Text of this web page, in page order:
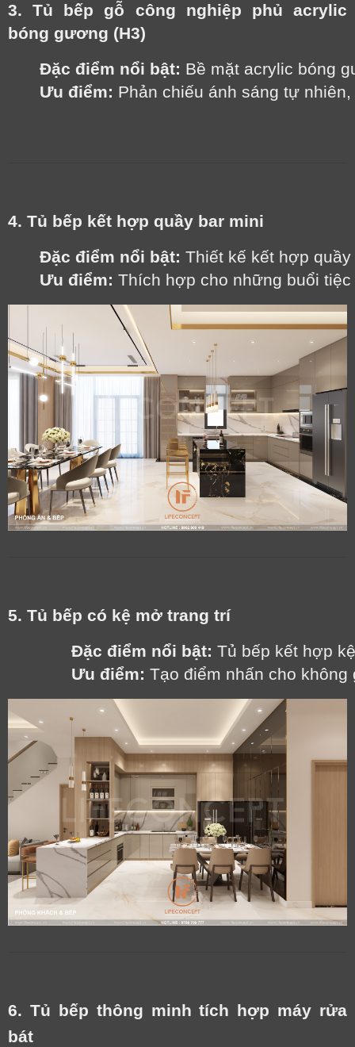
3. Tủ bếp gỗ công nghiệp phủ acrylic
bóng gương (H3)
Đặc điểm nổi bật: Bề mặt acrylic bóng
Ưu điểm: Phản chiếu ánh sáng tự
4. Tủ bếp kết hợp quầy bar mini
Đặc điểm nổi bật: Thiết kế kết hợp
Ưu điểm: Thích hợp cho những buổi
5. Tủ bếp có kệ mở trang trí
Đặc điểm nổi bật: Tủ bếp kết hợp
Ưu điểm: Tạo điểm nhấn cho
6. Tủ bếp thông minh tích hợp máy rửa
bát